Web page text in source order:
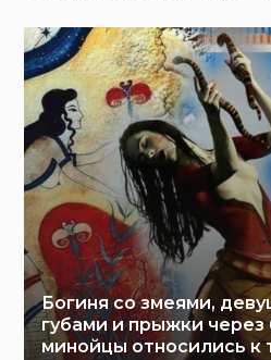
Богиня со змеями,
губами и прыжки через
минойцы относились к